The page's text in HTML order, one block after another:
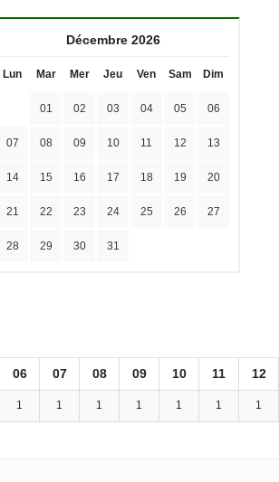
Décembre 2026
Lun Mar Mer Jeu Ven Sam Dim
01 02 03 04 05 06
07 08 09 10 11 12 13
14 15 16 17 18 19 20
21 22 23 24 25 26 27
28 29 30 31
06 07 08 09 10 11 12
1 1 1 1 1 1 1